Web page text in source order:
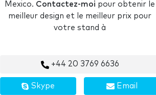
Mexico. Contactez-moi pour obtenir le
meilleur design et le meilleur prix pour
votre stand à
+44 20 3769 6636
Skype Email